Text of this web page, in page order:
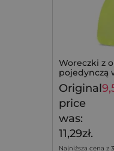
Woreczki z
pojedynczą
zaciągane
Original
price
was:
11,29zł.
Najniższa cena z